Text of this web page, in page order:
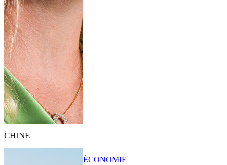
CHINE
ÉCONOMIE